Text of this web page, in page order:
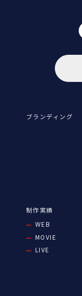
ブランディング
制作実績
WEB
MOVIE
LIVE